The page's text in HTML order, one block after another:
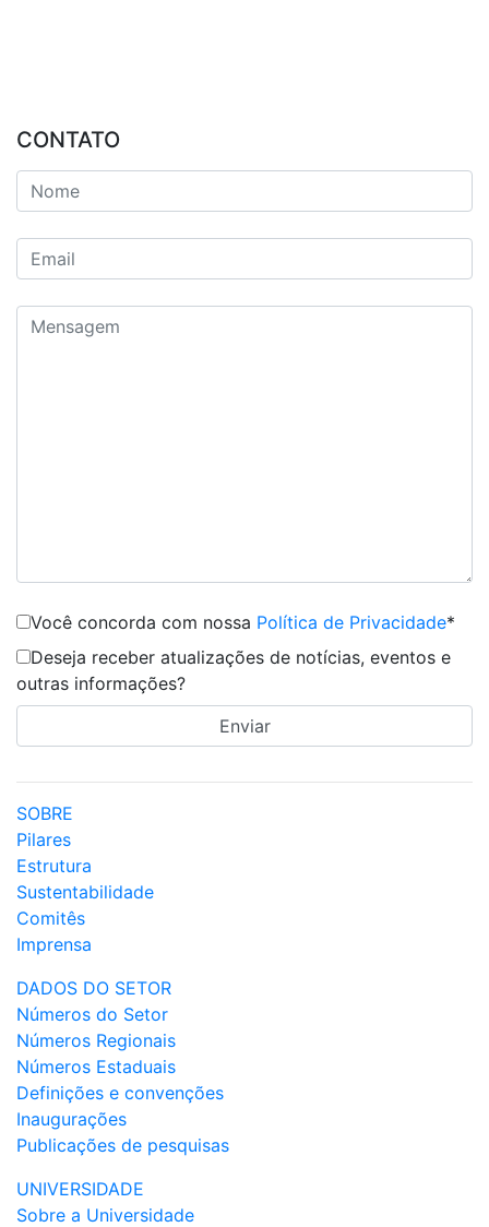
CONTATO
Você concorda com nossa Política de Privacidade*
Deseja receber atualizações de notícias, eventos e
outras informações?
SOBRE
Pilares
Estrutura
Sustentabilidade
Comitês
Imprensa
DADOS DO SETOR
Números do Setor
Números Regionais
Números Estaduais
Definições e convenções
Inaugurações
Publicações de pesquisas
UNIVERSIDADE
Sobre a Universidade